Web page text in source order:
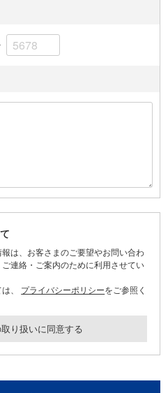
は、お客さまのご要望やお問い合わ
連絡・ご案内のために利用させてい
、 プライバシーポリシーをご参照く
り扱いに同意する